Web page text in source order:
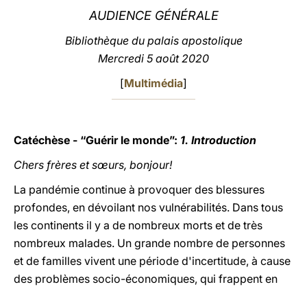
中文
LATINE
AUDIENCE GÉNÉRALE
Bibliothèque du palais apostolique
Mercredi 5 août 2020
[Multimédia]
Catéchèse - “Guérir le monde”: 1. Introduction
Chers frères et sœurs, bonjour!
La pandémie continue à provoquer des blessures
profondes, en dévoilant nos vulnérabilités. Dans tous
les continents il y a de nombreux morts et de très
nombreux malades. Un grande nombre de personnes
et de familles vivent une période d'incertitude, à cause
des problèmes socio-économiques, qui frappent en